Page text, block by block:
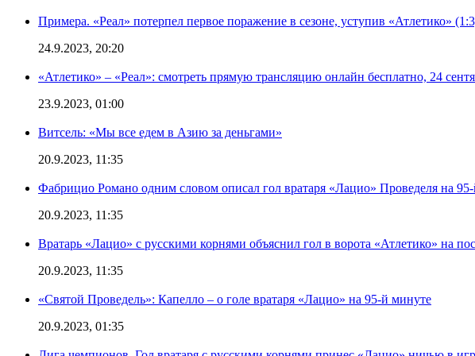
Примера. «Реал» потерпел первое поражение в сезоне, уступив «Атлетико»
24.9.2023, 20:20
«Атлетико» – «Реал»: смотреть прямую трансляцию онлайн бесплатно, 24
23.9.2023, 01:00
Витсель: «Мы все едем в Азию за деньгами»
20.9.2023, 11:35
Фабрицио Романо одним словом описал гол вратаря «Лацио» Проведеля на
20.9.2023, 11:35
Вратарь «Лацио» с русскими корнями объяснил гол в ворота «Атлетико» на
20.9.2023, 11:35
«Святой Проведель»: Капелло – о голе вратаря «Лацио» на 95-й минуте
20.9.2023, 01:35